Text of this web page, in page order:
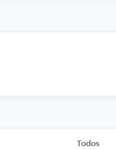
Todos